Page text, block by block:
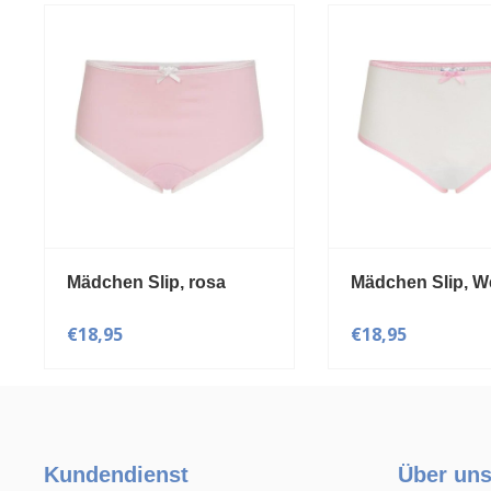
Mädchen Slip, Weiß
Kundendienst Über uns